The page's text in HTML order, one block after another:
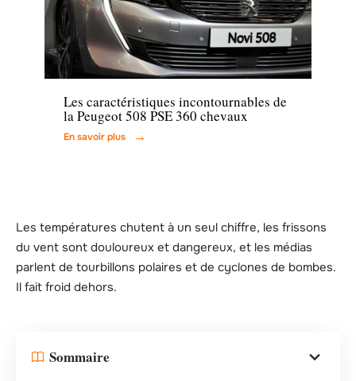
Voiture
Les caractéristiques incontournables de
la Peugeot 508 PSE 360 chevaux
En savoir plus
Les températures chutent à un seul chiffre, les frissons
du vent sont douloureux et dangereux, et les médias
parlent de tourbillons polaires et de cyclones de bombes.
Il fait froid dehors.
Sommaire